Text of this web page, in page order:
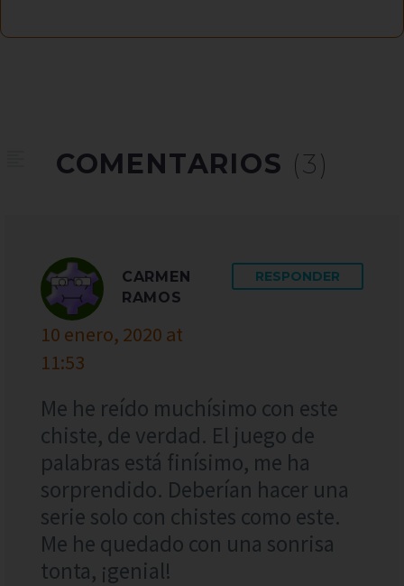
COMENTARIOS (3)
CARMEN
RAMOS
10 enero, 2020 at
11:53
RESPONDER
Me he reído muchísimo con este
chiste, de verdad. El juego de
palabras está finísimo, me ha
sorprendido. Deberían hacer una
serie solo con chistes como este.
Me he quedado con una sonrisa
tonta, ¡genial!